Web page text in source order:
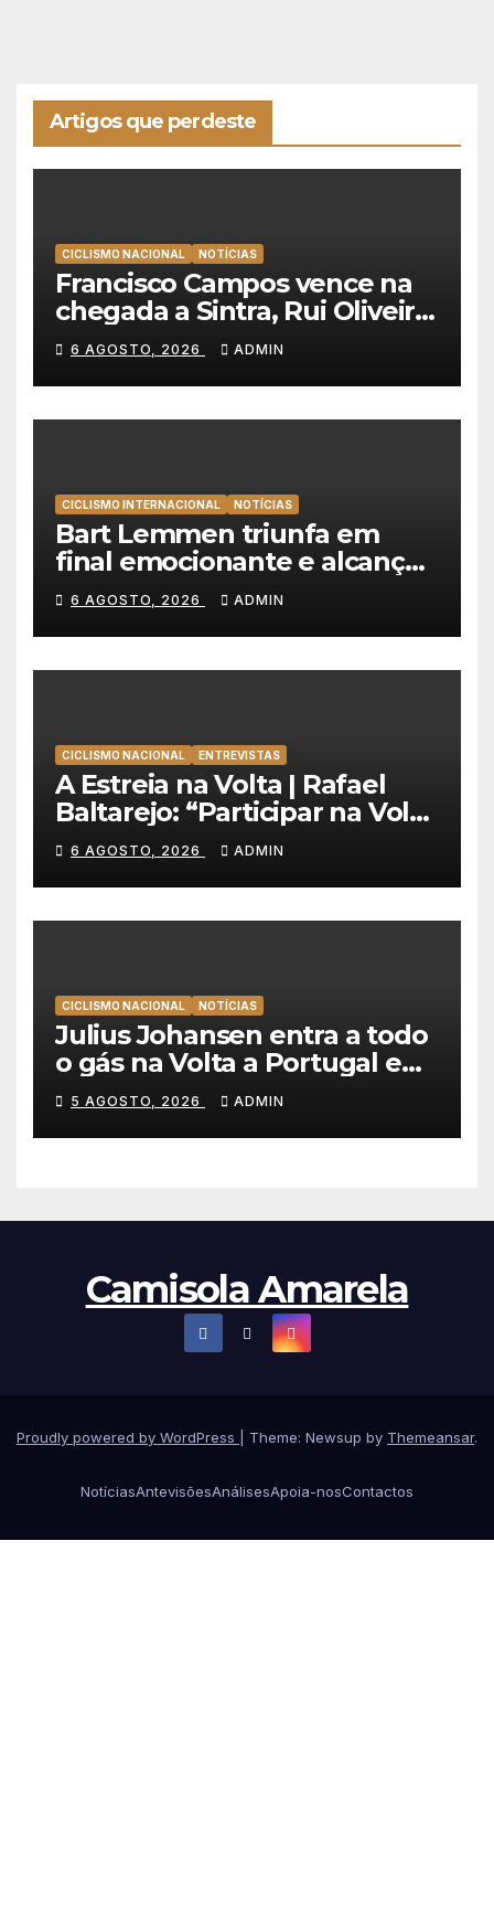
Artigos que perdeste
CICLISMO NACIONAL NOTÍCIAS
Francisco Campos vence na
chegada a Sintra, Rui Oliveira
veste de amarelo na Volta a
Portugal
6 AGOSTO, 2026 ADMIN
CICLISMO INTERNACIONAL NOTÍCIAS
Bart Lemmen triunfa em
final emocionante e alcança
a primeira vitória da carreira
na Volta à Polónia
6 AGOSTO, 2026 ADMIN
CICLISMO NACIONAL ENTREVISTAS
A Estreia na Volta | Rafael
Baltarejo: “Participar na Volta
a Portugal é o sonho de
qualquer ciclista”
6 AGOSTO, 2026 ADMIN
CICLISMO NACIONAL NOTÍCIAS
Julius Johansen entra a todo
o gás na Volta a Portugal e
lidera dobradinha da UAE
Team Emirates em Lisboa
5 AGOSTO, 2026 ADMIN
Camisola Amarela
Proudly powered by WordPress Theme: Newsup by Themeansar.
NotíciasAntevisõesAnálisesApoia-nosContactos